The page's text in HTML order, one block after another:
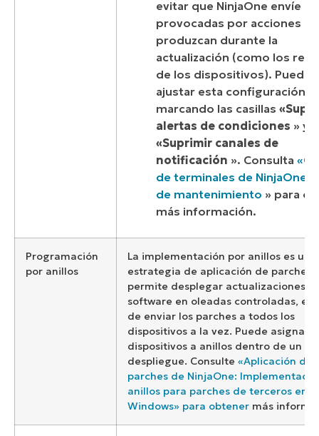
evitar que NinjaOne envíe
provocadas por acciones
produzcan durante la
actualización (como los
de los dispositivos). Puedes
ajustar esta configuración
marcando las casillas
alertas de condiciones » y
«Suprimir canales de
notificación ». Consulta
de terminales de NinjaOne:
de mantenimiento » para
más información.
Programación
por anillos
La implementación por anillos es una
estrategia de aplicación de parches
permite desplegar actualizaciones
software en oleadas controladas, en
de enviar los parches a todos los
dispositivos a la vez. Puede asignar
dispositivos a anillos dentro de un
despliegue. Consulte «Aplicación de
parches de NinjaOne:
anillos para parches de terceros en
Windows» para obtener más